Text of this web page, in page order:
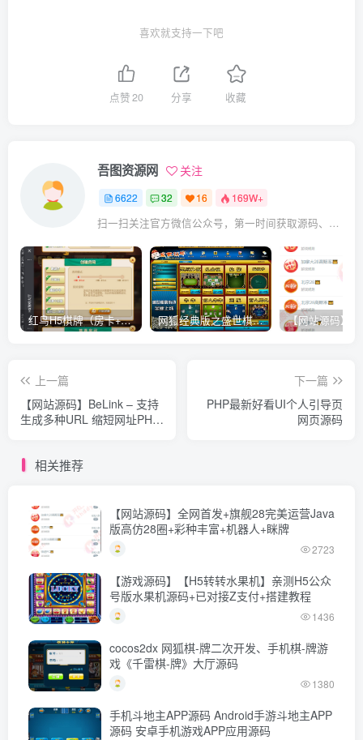
喜欢就支持一下吧
点赞20 分享 收藏
吾图资源网 关注
6622 32 16 169W+
扫一扫关注官方微信公众号，第一时间获取源码、网赚项目资源教程，自媒体等知识干货，让互联网创业赚钱更简单。
红鸟H5棋牌（房卡+金币）全套双模式游戏源码 网狐经典版之盛世棋牌完整游戏源码（包含文档、架设教程、网站、源代码等）
上一篇
【网站源码】BeLink – 支持
生成多种URL 缩短网址PHP
下一篇
PHP最新好看UI个人引导页
网页源码
相关推荐
【网站源码】全网首发+旗舰28完美运营Java
版高仿28圈+彩种丰富+机器人+眯牌
2723
【游戏源码】【H5转转水果机】亲测H5公众
号版水果机源码+已对接Z支付+搭建教程
1436
cocos2dx 网狐棋-牌二次开发、手机棋-牌游
戏《千雷棋-牌》大厅源码
1380
手机斗地主APP源码 Android手游斗地主APP
源码 安卓手机游戏APP应用源码